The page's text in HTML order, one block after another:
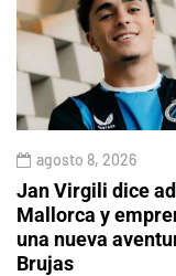
agosto 8, 2026
Jan Virgili dice
Mallorca y
una nueva
Brujas